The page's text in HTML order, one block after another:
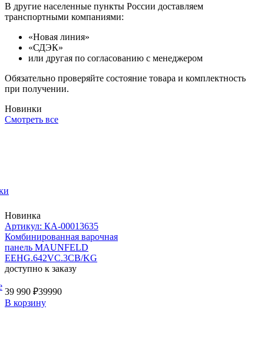
В другие населенные пункты России доставляем
транспортными компаниями:
«Новая линия»
«СДЭК»
или другая по согласованию с менеджером
Обязательно проверяйте состояние товара и комплектность
при получении.
Новинки
Смотреть все
Новинка
Артикул: КА-00013635
Комбинированная варочная
панель MAUNFELD
EEHG.642VC.3CB/KG
доступно к заказу
39 990 ₽39990
В корзину